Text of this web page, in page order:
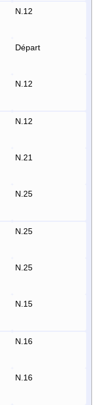
N.12
Départ
N.12
N.12
N.21
N.25
N.25
N.25
N.15
N.16
N.16